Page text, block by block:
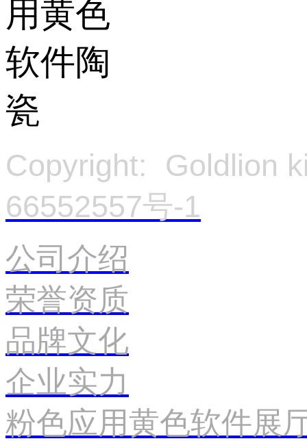
Copyright:
66552557号-1
公司介绍
荣誉资质
品牌文化
企业实力
粉色应用黄色软件展